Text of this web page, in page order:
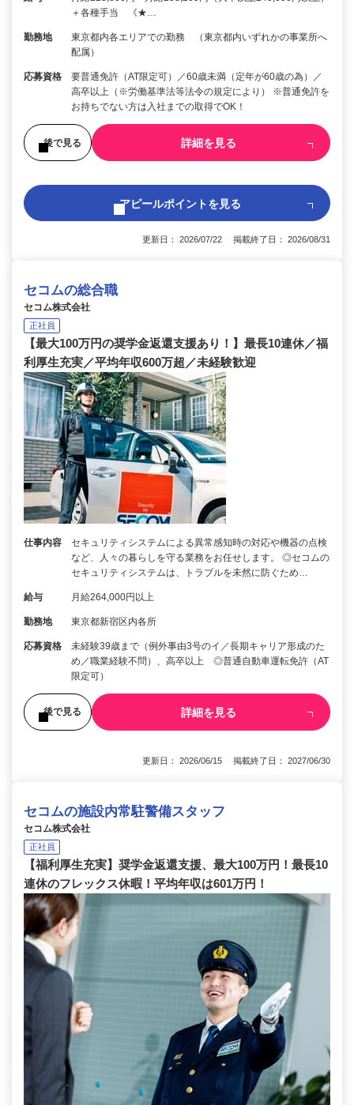
＋各種手当 《★…
勤務地
東京都内各エリアでの勤務 （東京都内いずれかの事業所へ
配属）
応募資格
要普通免許（AT限定可）／60歳未満（定年が60歳の為）／
高卒以上（※労働基準法等法令の規定により） ※普通免許を
お持ちでない方は入社までの取得でOK！
後で見る 詳細を見る
アピールポイントを見る
更新日： 2026/07/22 掲載終了日： 2026/08/31
セコムの総合職
セコム株式会社
正社員
【最大100万円の奨学金返還支援あり！】最長10連休／福
利厚生充実／平均年収600万超／未経験歓迎
仕事内容
セキュリティシステムによる異常感知時の対応や機器の点検
など、人々の暮らしを守る業務をお任せします。 ◎セコムの
セキュリティシステムは、トラブルを未然に防ぐため…
給与 月給264,000円以上
勤務地 東京都新宿区内各所
応募資格
未経験39歳まで（例外事由3号のイ／長期キャリア形成のた
め／職業経験不問）、高卒以上 ◎普通自動車運転免許（AT
限定可）
後で見る 詳細を見る
更新日： 2026/06/15 掲載終了日： 2027/06/30
セコムの施設内常駐警備スタッフ
セコム株式会社
正社員
【福利厚生充実】奨学金返還支援、最大100万円！最長10
連休のフレックス休暇！平均年収は601万円！